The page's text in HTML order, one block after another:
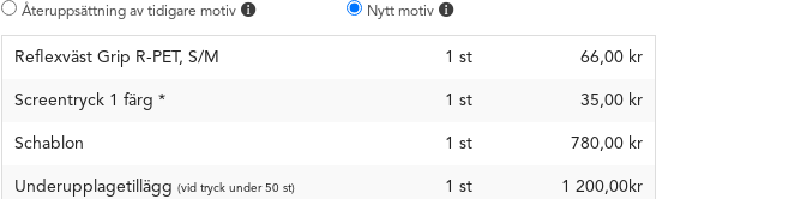
Återuppsättning av tidigare motiv Nytt motiv
Reflexväst Grip R-PET, S/M 1 st 66,00 kr
Screentryck 1 färg * 1 st 35,00 kr
Schablon 1 st 780,00 kr
Underupplagetillägg (vid tryck under 50 st) 1 st 1 200,00kr